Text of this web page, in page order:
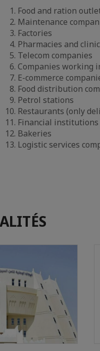
Food and ration
Maintenance
Factories
Pharmacies and
Telecom companies
Companies working
E-commerce
Food distribution
Petrol stations
Restaurants (only
Financial institutions
Bakeries
Logistic services